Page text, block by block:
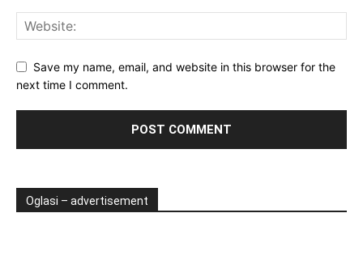
Save my name, email, and website in this browser for the
next time I comment.
Oglasi – advertisement